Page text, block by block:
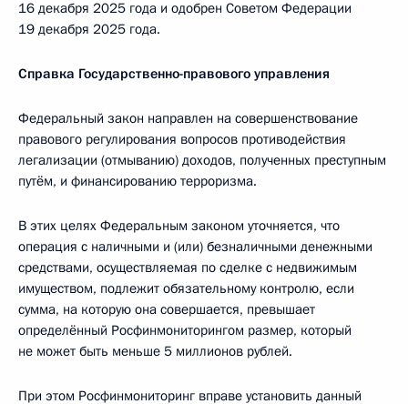
16 декабря 2025 года и одобрен Советом Федерации
19 декабря 2025 года.
Справка Государственно-правового управления
Федеральный закон направлен на совершенствование
правового регулирования вопросов противодействия
легализации (отмыванию) доходов, полученных преступным
путём, и финансированию терроризма.
В этих целях Федеральным законом уточняется, что
операция c наличными и (или) безналичными денежными
средствами, осуществляемая по сделке с недвижимым
имуществом, подлежит обязательному контролю, если
сумма, на которую она совершается, превышает
определённый Росфинмониторингом размер, который
не может быть меньше 5 миллионов рублей.
При этом Росфинмониторинг вправе установить данный